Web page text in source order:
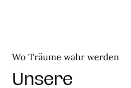
Wo Träume wahr werden
Unsere